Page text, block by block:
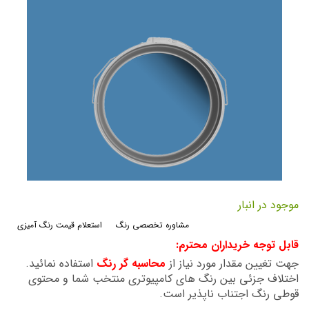
ابتدای
گالری
موجود در انبار
استعلام قیمت رنگ آمیزی مشاوره تخصصی رنگ
قابل توجه خریداران محترم:
جهت تغیین مقدار مورد نیاز از محاسبه گر رنگ استفاده نمائید.
اختلاف جزئی بین رنگ های کامپیوتری منتخب شما و محتوی
قوطی رنگ اجتناب ناپذیر است.